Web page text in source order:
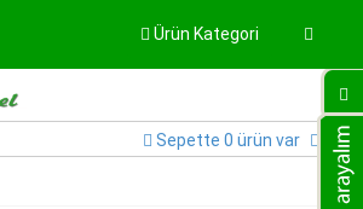
Ürün Kategori
Sepette 0 ürün var